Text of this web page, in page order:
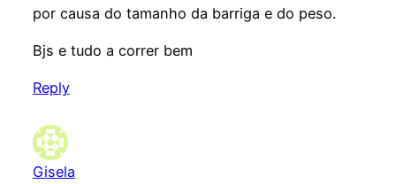
por causa do tamanho da barriga e do peso.
Bjs e tudo a correr bem
Reply
Gisela